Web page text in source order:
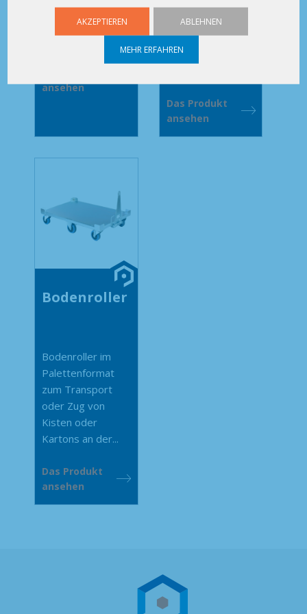
AKZEPTIEREN ABLEHNEN
MEHR ERFAHREN
Draht zum
Manövrieren
leichter Lasten....
ansehen
Plattform mit oder
ohne Aufsatz, von
Hand zieh- und
manövrierbar,
Das Produkt
ansehen
Bodenroller
Bodenroller im
Palettenformat
zum Transport
oder Zug von
Kisten oder
Kartons an der...
Das Produkt
ansehen